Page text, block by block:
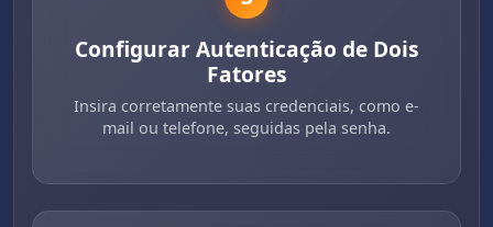
Configurar Autenticação de Dois
Fatores
Insira corretamente suas credenciais, como e-
mail ou telefone, seguidas pela senha.